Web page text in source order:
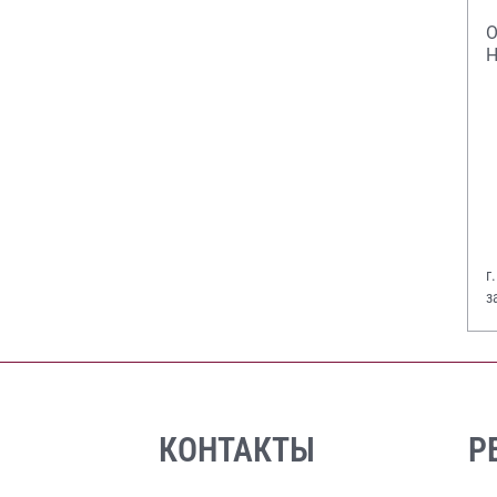
КОНТАКТЫ